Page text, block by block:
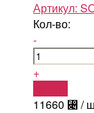
Артикул:
Кол-во:
-
+
11660 ⃄ /